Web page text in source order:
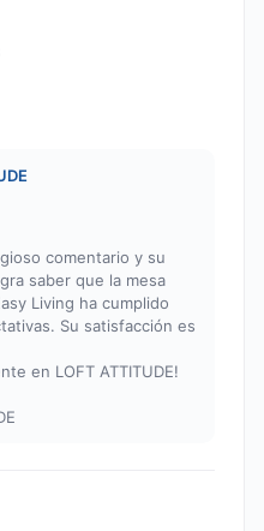
comentario y su
saber que la mesa
Living ha cumplido
Su satisfacción es
en LOFT ATTITUDE!